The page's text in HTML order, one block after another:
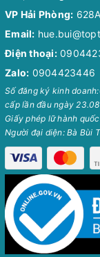
VP Hải Phòng:
Email:
Điện thoại:
Zalo: 0904423446
Số đăng ký kinh
cấp lần đầu ngày
Giấy phép lữ hành
Người đại diện: Bà Bùi